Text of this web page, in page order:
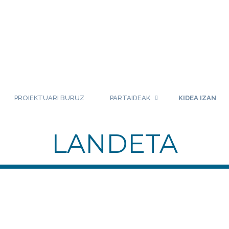
PROIEKTUARI BURUZ PARTAIDEAK KIDEA IZAN
LANDETA